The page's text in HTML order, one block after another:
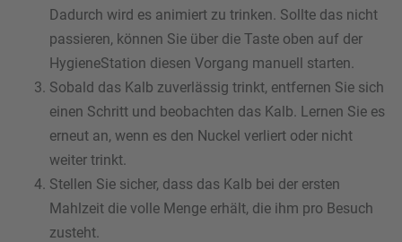
Dadurch wird es animiert zu trinken. Sollte das nicht
passieren, können Sie über die Taste oben auf der
HygieneStation diesen Vorgang manuell starten.
Sobald das Kalb zuverlässig trinkt, entfernen Sie sich
einen Schritt und beobachten das Kalb. Lernen Sie es
erneut an, wenn es den Nuckel verliert oder nicht
weiter trinkt.
Stellen Sie sicher, dass das Kalb bei der ersten
Mahlzeit die volle Menge erhält, die ihm pro Besuch
zusteht.